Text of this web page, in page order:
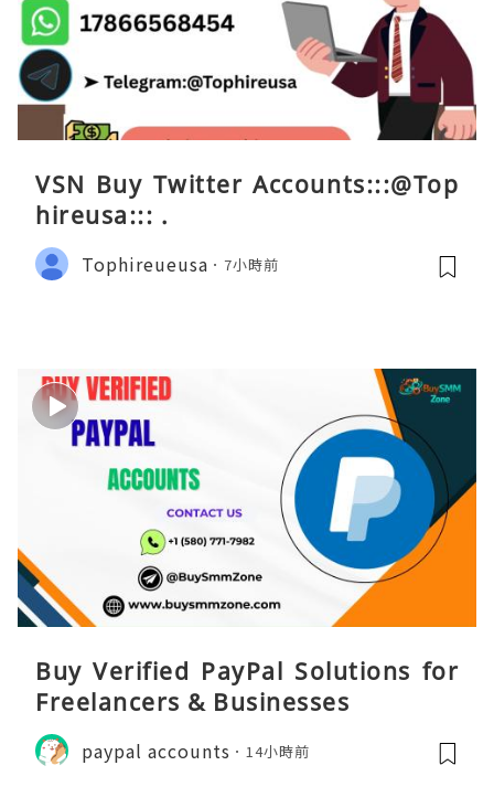
VSN Buy Twitter Accounts:::@Top
hireusa::: .
Tophireueusa 7小時前
Buy Verified PayPal Solutions for
Freelancers & Businesses
paypal accounts 14小時前